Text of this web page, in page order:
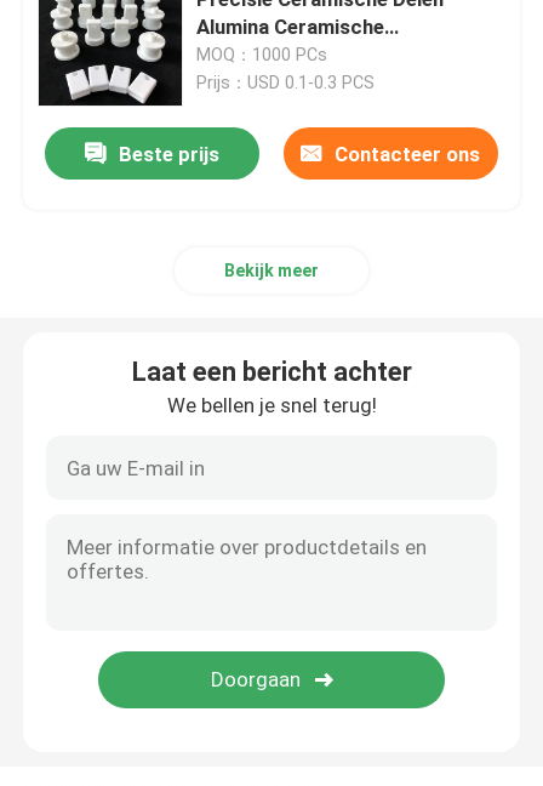
Ceramisch aluminiumoxyde
Ceramisch steatiet
Alumina ceramische plaat
Alumina Ceramische Isolatie
Alumina Ceramische
Componenten
MOQ：1000 PCs
Prijs：USD 0.1-0.3 PCS
Beste prijs Contacteer ons
Bekijk meer
Laat een bericht achter
We bellen je snel terug!